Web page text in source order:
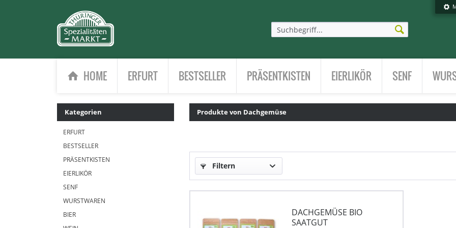
HOME ERFURT BESTSELLER PRÄSENTKISTEN EIERLIKÖR SENF
Kategorien
ERFURT
BESTSELLER
PRÄSENTKISTEN
EIERLIKÖR
SENF
WURSTWAREN
BIER
Produkte von Dachgemüse
Filtern
DACHGEMÜSE BIO
SAATGUT